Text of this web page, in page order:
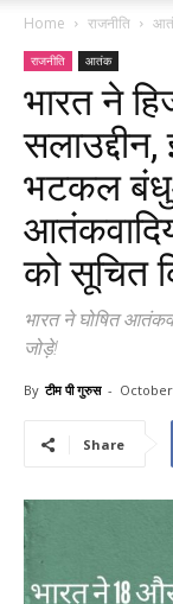
Home राजनीति
राजनीति आतंक
भारत ने
भटकल
को सूचित
भारत ने घोषित
जोड़े!
By टीम पी गुरुस - October
Share